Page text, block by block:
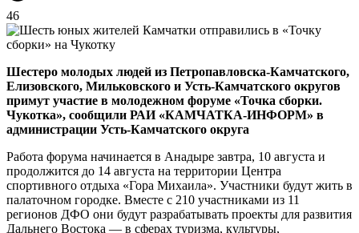
46
Шестеро молодых людей из Петропавловска‑Камчатского,
Елизовского, Мильковского и Усть‑Камчатского округов
примут участие в молодежном форуме «Точка сборки.
Чукотка», сообщили РАИ «КАМЧАТКА-ИНФОРМ» в
администрации Усть-Камчатского округа
Работа форума начинается в Анадыре завтра, 10 августа и
продолжится до 14 августа на территории Центра
спортивного отдыха «Гора Михаила». Участники будут жить в
палаточном городке. Вместе с 210 участниками из 11
регионов ДФО они будут разрабатывать проекты для развития
Дальнего Востока — в сферах туризма, культуры,